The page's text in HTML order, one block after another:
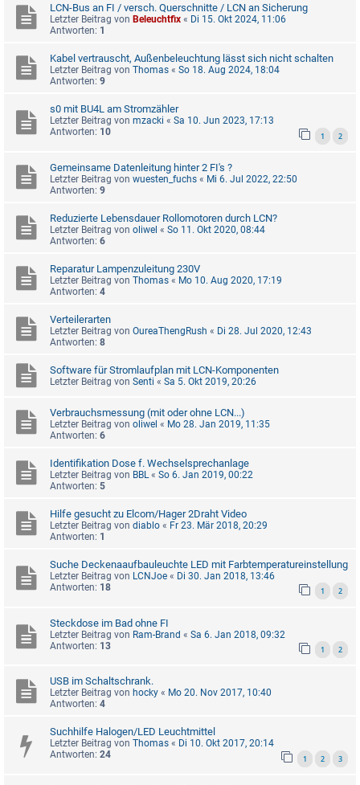
LCN-Bus an FI / versch. Querschnitte / LCN an Sicherung
Letzter Beitrag von Beleuchtfix « Di 15. Okt 2024, 11:06
Antworten: 1
Kabel vertrauscht, Außenbeleuchtung lässt sich nicht schalten
Letzter Beitrag von Thomas « So 18. Aug 2024, 18:04
Antworten: 9
s0 mit BU4L am Stromzähler
Letzter Beitrag von mzacki « Sa 10. Jun 2023, 17:13
Antworten: 10 1 2
Gemeinsame Datenleitung hinter 2 FI's ?
Letzter Beitrag von wuesten_fuchs « Mi 6. Jul 2022, 22:50
Antworten: 9
Reduzierte Lebensdauer Rollomotoren durch LCN?
Letzter Beitrag von oliwel « So 11. Okt 2020, 08:44
Antworten: 6
Reparatur Lampenzuleitung 230V
Letzter Beitrag von Thomas « Mo 10. Aug 2020, 17:19
Antworten: 4
Verteilerarten
Letzter Beitrag von OureaThengRush « Di 28. Jul 2020, 12:43
Antworten: 8
Software für Stromlaufplan mit LCN-Komponenten
Letzter Beitrag von Senti « Sa 5. Okt 2019, 20:26
Verbrauchsmessung (mit oder ohne LCN...)
Letzter Beitrag von oliwel « Mo 28. Jan 2019, 11:35
Antworten: 6
Identifikation Dose f. Wechselsprechanlage
Letzter Beitrag von BBL « So 6. Jan 2019, 00:22
Antworten: 5
Hilfe gesucht zu Elcom/Hager 2Draht Video
Letzter Beitrag von diablo « Fr 23. Mär 2018, 20:29
Antworten: 1
Suche Deckenaaufbauleuchte LED mit Farbtemperatureinstellung
Letzter Beitrag von LCNJoe « Di 30. Jan 2018, 13:46
Antworten: 18 1 2
Steckdose im Bad ohne FI
Letzter Beitrag von Ram-Brand « Sa 6. Jan 2018, 09:32
Antworten: 13 1 2
USB im Schaltschrank.
Letzter Beitrag von hocky « Mo 20. Nov 2017, 10:40
Antworten: 4
Suchhilfe Halogen/LED Leuchtmittel
Letzter Beitrag von Thomas « Di 10. Okt 2017, 20:14
Antworten: 24 1 2 3